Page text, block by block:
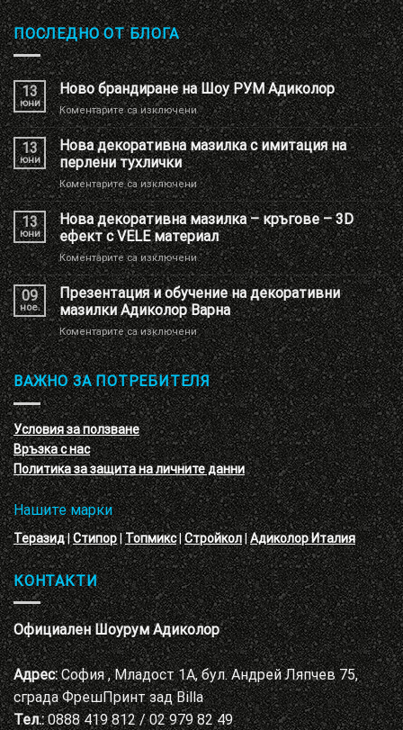
ПОСЛЕДНО ОТ БЛОГА
13
юни
Ново брандиране на Шоу РУМ Адиколор
Коментарите са изключениза
Ново
брандиране
на
Шоу
РУМ
Адиколор
13
юни
Нова декоративна мазилка с имитация на
перлени тухлички
Коментарите са изключениза
Нова
декоративна
мазилка
с
имитация
на
перлени
тухлички
13
юни
Нова декоративна мазилка – кръгове – 3D
ефект с VELE материал
Коментарите са изключениза
Нова
декоративна
мазилка
–
кръгове
–
3D
ефект
с
VELE
материал
09
ное.
Презентация и обучение на декоративни
мазилки Адиколор Варна
Коментарите са изключениза
Презентация
и
обучение
на
декоративни
мазилки
Адиколор
Варна
ВАЖНО ЗА ПОТРЕБИТЕЛЯ
Условия за ползване
Връзка с нас
Политика за защита на личните данни
Нашите марки
Теразид|Стипор|Топмикс|Стройкол|Адиколор Италия
КОНТАКТИ
Официален Шоурум Адиколор
Адрес:София , Младост 1А, бул. Андрей Ляпчев 75,
сграда ФрешПринт зад Billa
Тел.:0888 419 812 / 02 979 82 49